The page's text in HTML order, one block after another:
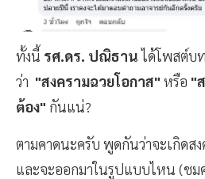
ทั้งนี้ รศ.ดร. ปณิธานได้โพสต์บ
ว่า "สงครามฉวยโอกาส" หรือ "
ต้อง" กันแน่?
ตามคาดนะครับ พูดกันว่าจะเกิดส
และจะออกมาในรูปแบบไหน (ชม